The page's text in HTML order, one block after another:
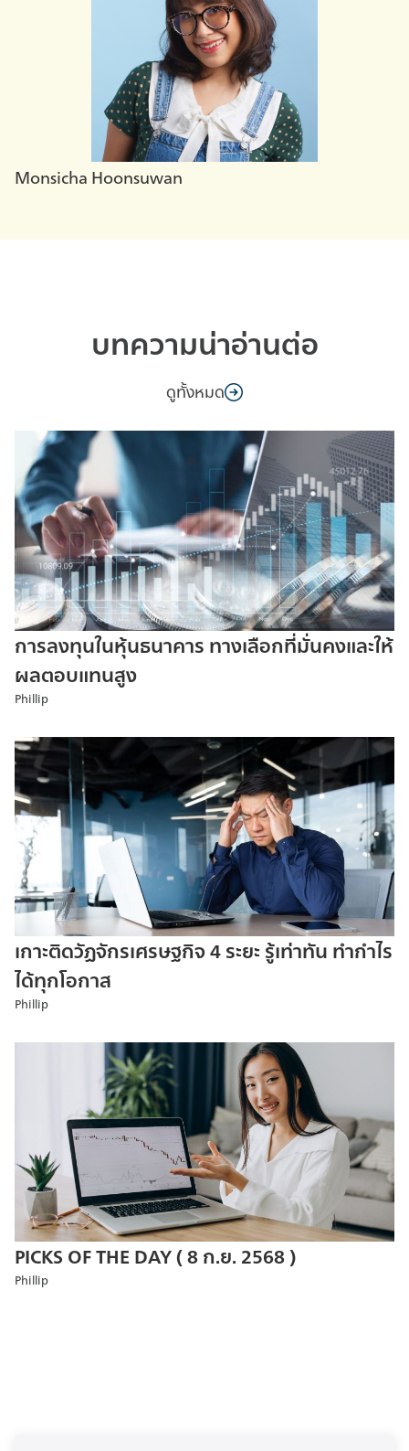
Monsicha Hoonsuwan
บทความน่าอ่านต่อ
ดูทั้งหมด
การลงทุนในหุ้นธนาคาร ทางเลือกที่มั่นคงและให้
ผลตอบแทนสูง
Phillip
เกาะติดวัฏจักรเศรษฐกิจ 4 ระยะ รู้เท่าทัน ทำกำไร
ได้ทุกโอกาส
Phillip
PICKS OF THE DAY ( 8 ก.ย. 2568 )
Phillip